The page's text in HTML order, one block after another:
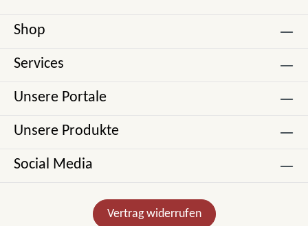
Shop
Services
Unsere Portale
Unsere Produkte
Social Media
Vertrag widerrufen